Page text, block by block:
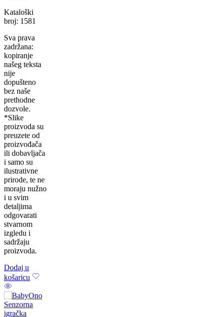
Kataloški
broj: 1581
Sva prava
zadržana:
kopiranje
našeg teksta
nije
dopušteno
bez naše
prethodne
dozvole.
*Slike
proizvoda su
preuzete od
proizvođača
ili dobavljača
i samo su
ilustrativne
prirode, te ne
moraju nužno
i u svim
detaljima
odgovarati
stvarnom
izgledu i
sadržaju
proizvoda.
Dodaj u
košaricu